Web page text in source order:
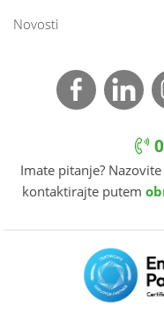
Novosti
Imate pitanje?
kontaktirajte putem